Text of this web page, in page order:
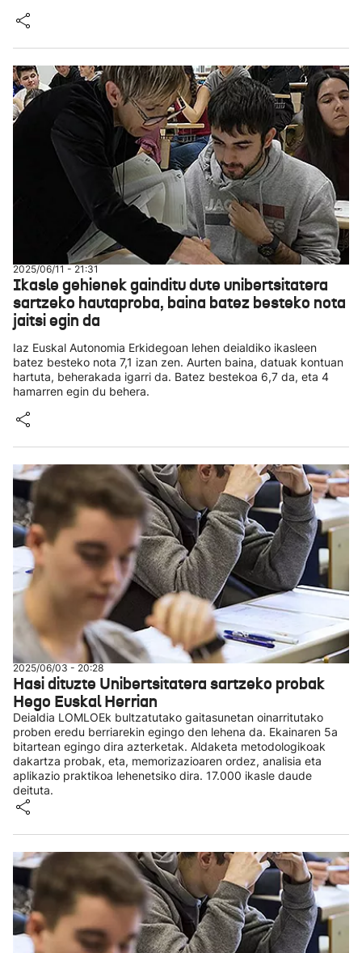
2025/06/11 - 21:31
Ikasle gehienek gainditu dute unibertsitatera
sartzeko hautaproba, baina batez besteko nota
jaitsi egin da
Iaz Euskal Autonomia Erkidegoan lehen deialdiko ikasleen
batez besteko nota 7,1 izan zen. Aurten baina, datuak kontuan
hartuta, beherakada igarri da. Batez bestekoa 6,7 da, eta 4
hamarren egin du behera.
2025/06/03 - 20:28
Hasi dituzte Unibertsitatera sartzeko probak
Hego Euskal Herrian
Deialdia LOMLOEk bultzatutako gaitasunetan oinarritutako
proben eredu berriarekin egingo den lehena da. Ekainaren 5a
bitartean egingo dira azterketak. Aldaketa metodologikoak
dakartza probak, eta, memorizazioaren ordez, analisia eta
aplikazio praktikoa lehenetsiko dira. 17.000 ikasle daude
deituta.